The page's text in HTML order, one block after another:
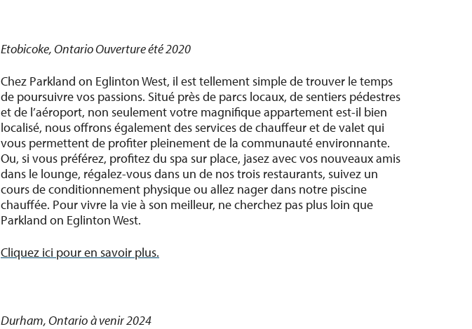
Etobicoke, Ontario Ouverture été 2020
Chez Parkland on Eglinton West, il est tellement simple de trouver le temps
de poursuivre vos passions. Situé près de parcs locaux, de sentiers pédestres
et de l’aéroport, non seulement votre magnifique appartement est-il bien
localisé, nous offrons également des services de chauffeur et de valet qui
vous permettent de profiter pleinement de la communauté environnante.
Ou, si vous préférez, profitez du spa sur place, jasez avec vos nouveaux amis
dans le lounge, régalez-vous dans un de nos trois restaurants, suivez un
cours de conditionnement physique ou allez nager dans notre piscine
chauffée. Pour vivre la vie à son meilleur, ne cherchez pas plus loin que
Parkland on Eglinton West.
Cliquez ici pour en savoir plus.
Durham, Ontarioà venir 2024